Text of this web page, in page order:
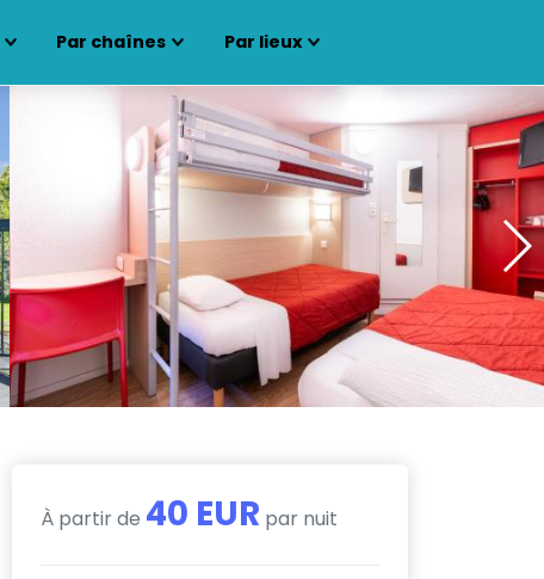
Par chaînes Par lieux
À partir de 40 EUR par nuit